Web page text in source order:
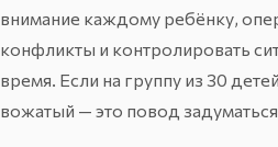
внимание каждому ребёнку,
конфликты и контролировать
время. Если на группу из 30
вожатый — это повод